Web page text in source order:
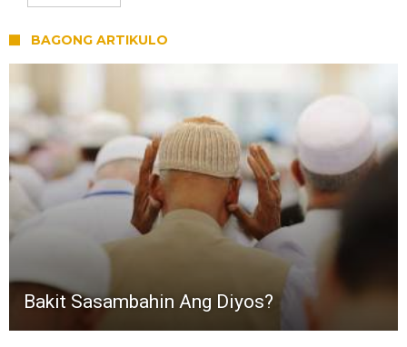
BAGONG ARTIKULO
Bakit Sasambahin Ang Diyos?